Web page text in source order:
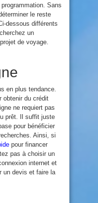
Sans
le reste
dessous différents
un
de voyage.
en plus tendance.
obtenir du crédit
ne requiert pas
prêt. Il suffit juste
pour bénéficier
Ainsi, si
pour financer
pas à choisir un
internet et
un devis et faire la